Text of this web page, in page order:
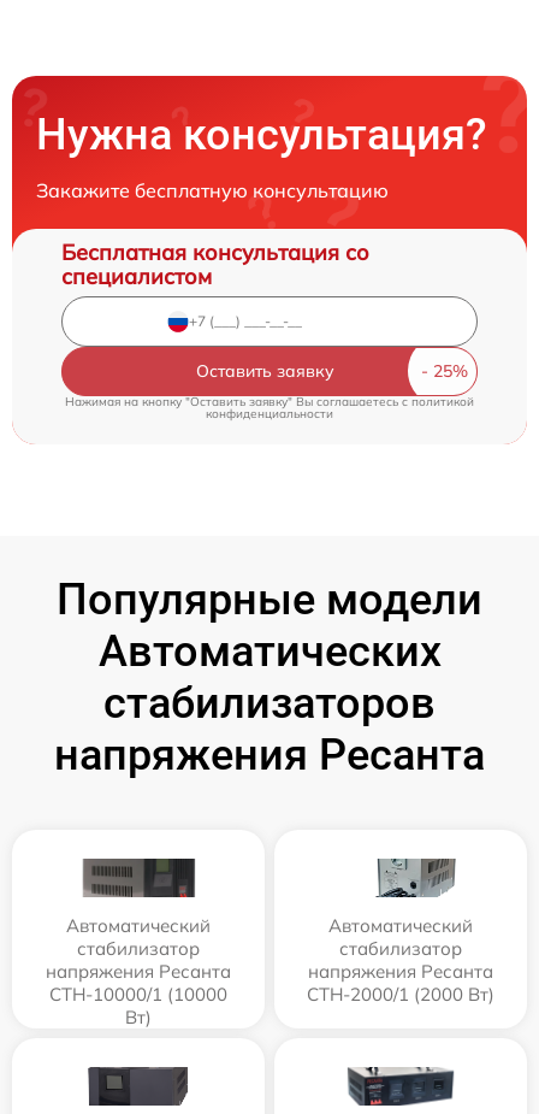
Нужна консультация?
Закажите бесплатную консультацию
Бесплатная консультация со
специалистом
Оставить заявку
Нажимая на кнопку "Оставить заявку" Вы соглашаетесь cполитикой
конфиденциальности
Популярные модели
Автоматических
стабилизаторов
напряжения Ресанта
Автоматический
стабилизатор
напряжения Ресанта
СТН-10000/1 (10000
Вт)
Автоматический
стабилизатор
напряжения Ресанта
СТН-2000/1 (2000 Вт)